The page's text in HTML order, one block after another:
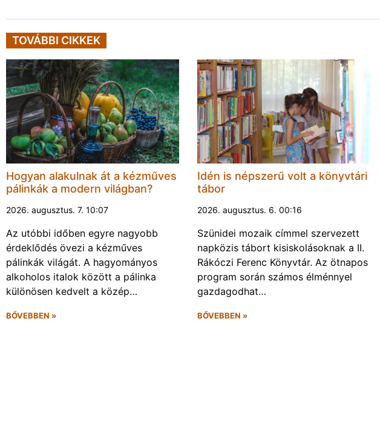
TOVÁBBI CIKKEK
Hogyan alakulnak át a kézműves
pálinkák a modern világban?
2026. augusztus. 7. 10:07
Az utóbbi időben egyre nagyobb
érdeklődés övezi a kézműves
pálinkák világát. A hagyományos
alkoholos italok között a pálinka
különösen kedvelt a közép…
BŐVEBBEN »
Idén is népszerű volt a könyvtári
tábor
2026. augusztus. 6. 00:16
Szünidei mozaik címmel szervezett
napközis tábort kisiskolásoknak a II.
Rákóczi Ferenc Könyvtár. Az ötnapos
program során számos élménnyel
gazdagodhat…
BŐVEBBEN »